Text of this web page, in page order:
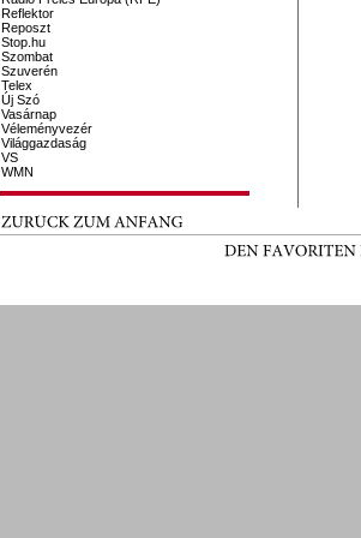
Reflektor
Reposzt
Stop.hu
Szombat
Szuverén
Telex
Új Szó
Vasárnap
Véleményvezér
Világgazdaság
VS
WMN
ZURÜCK ZUM ANFANG
DEN FAVORITEN